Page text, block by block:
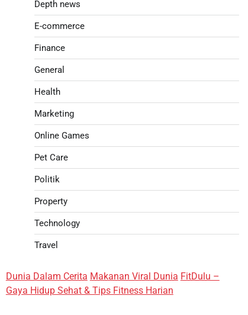
Depth news
E-commerce
Finance
General
Health
Marketing
Online Games
Pet Care
Politik
Property
Technology
Travel
Dunia Dalam Cerita Makanan Viral Dunia FitDulu –
Gaya Hidup Sehat & Tips Fitness Harian